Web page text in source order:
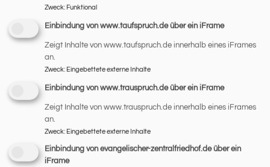
Kircheneintritt
Kircheneintritt
In die evangelische Kirche einzutreten, ist leichter als
gedacht.
Weiterlesen
Zweck: Funktional
Einbindung von www.taufspruch.de über ein iFrame
Zeigt Inhalte von www.taufspruch.de innerhalb eines iFrames
an.
Zweck: Eingebettete externe Inhalte
Einbindung von www.trauspruch.de über ein iFrame
Zeigt Inhalte von www.trauspruch.de innerhalb eines iFrames
an.
Zweck: Eingebettete externe Inhalte
Einbindung von evangelischer-zentralfriedhof.de über ein
iFrame